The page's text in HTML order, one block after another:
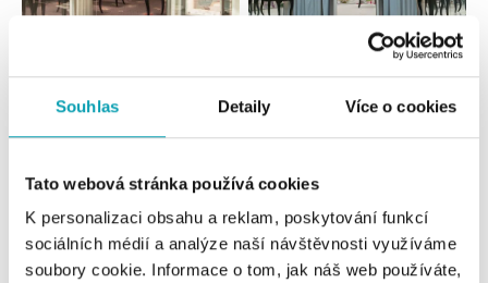
Souhlas Detaily Více o cookies
Tato webová stránka používá cookies
K personalizaci obsahu a reklam, poskytování funkcí
sociálních médií a analýze naší návštěvnosti využíváme
soubory cookie. Informace o tom, jak náš web používáte,
Všetky Česko Slovensko
HALADA OC Eurovea, Bratislava
tel.: +421 910 284 071
HALADA OC Avion, Bratislava